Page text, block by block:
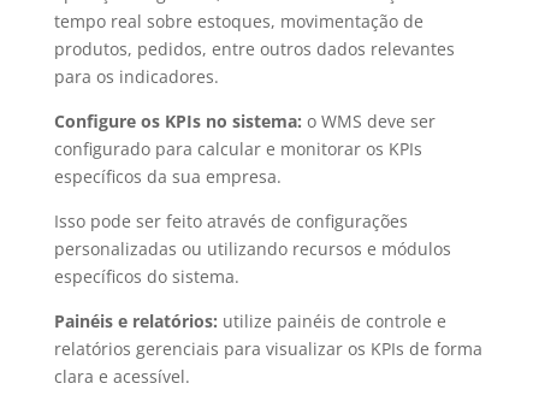
tempo real sobre estoques, movimentação de
produtos, pedidos, entre outros dados relevantes
para os indicadores.
Configure os KPIs no sistema: o WMS deve ser
configurado para calcular e monitorar os KPIs
específicos da sua empresa.
Isso pode ser feito através de configurações
personalizadas ou utilizando recursos e módulos
específicos do sistema.
Painéis e relatórios: utilize painéis de controle e
relatórios gerenciais para visualizar os KPIs de forma
clara e acessível.